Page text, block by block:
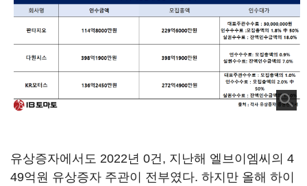
유상증자에서도 2022년 0건, 지난해 엘브이엠씨의 4
49억원 유상증자 주관이 전부였다. 하지만 올해 하이